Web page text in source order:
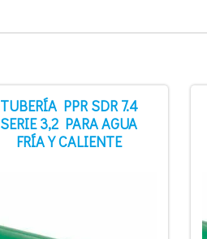
TUBERÍA PPR SDR 7.4
SERIE 3,2 PARA AGUA
FRÍA Y CALIENTE